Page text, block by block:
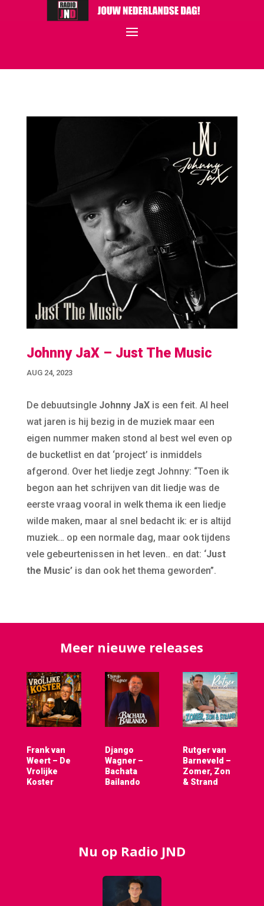
Johnny JaX – Just The Music
AUG 24, 2023
De debuutsingle Johnny JaXis een feit. Al heel
wat jaren is hij bezig in de muziek maar een
eigen nummer maken stond al best wel even op
de bucketlist en dat ‘project’ is inmiddels
afgerond. Over het liedje zegt Johnny: “Toen ik
begon aan het schrijven van dit liedje was de
eerste vraag vooral in welk thema ik een liedje
wilde maken, maar al snel bedacht ik: er is altijd
muziek… op een normale dag, maar ook tijdens
vele gebeurtenissen in het leven.. en dat: ‘Just
the Music’is dan ook het thema geworden”.
Meer nieuwe releases
Frank van
Weert – De
Vrolijke
Koster
Django
Wagner –
Bachata
Bailando
Rutger van
Barneveld –
Zomer, Zon
& Strand
Nu op Radio JND